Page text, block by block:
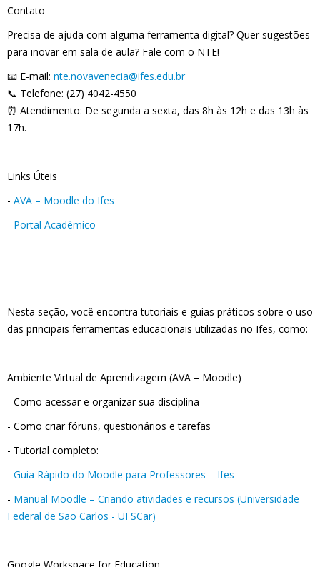
Contato
Precisa de ajuda com alguma ferramenta digital? Quer sugestões
para inovar em sala de aula? Fale com o NTE!
📧 E-mail: nte.novavenecia@ifes.edu.br
📞 Telefone: (27) 4042-4550
⏰ Atendimento: De segunda a sexta, das 8h às 12h e das 13h às
17h.
Links Úteis
- AVA – Moodle do Ifes
- Portal Acadêmico
Nesta seção, você encontra tutoriais e guias práticos sobre o uso
das principais ferramentas educacionais utilizadas no Ifes, como:
Ambiente Virtual de Aprendizagem (AVA – Moodle)
- Como acessar e organizar sua disciplina
- Como criar fóruns, questionários e tarefas
- Tutorial completo:
- Guia Rápido do Moodle para Professores – Ifes
- Manual Moodle – Criando atividades e recursos (Universidade
Federal de São Carlos - UFSCar)
Google Workspace for Education